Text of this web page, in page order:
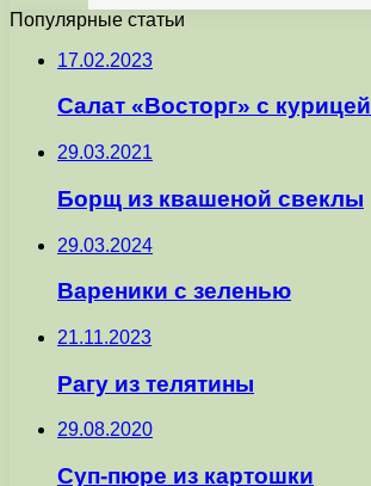
Популярные статьи
17.02.2023
Салат «Восторг» с курицей
29.03.2021
Борщ из квашеной свеклы
29.03.2024
Вареники с зеленью
21.11.2023
Рагу из телятины
29.08.2020
Cуп-пюре из картошки